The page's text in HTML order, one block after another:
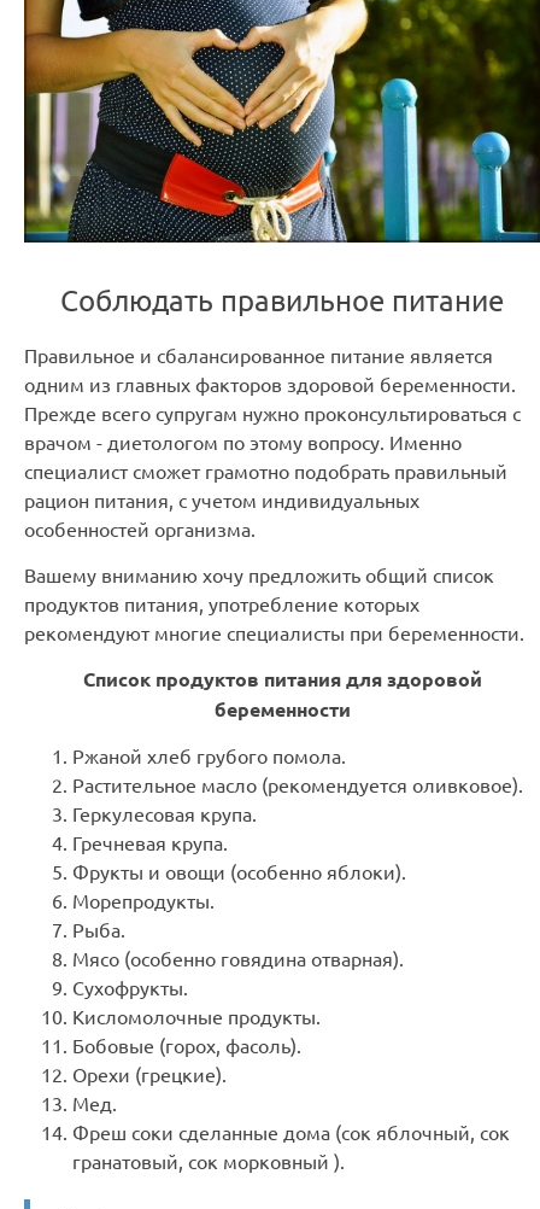
Соблюдать правильное питание
Правильное и сбалансированное питание является
одним из главных факторов здоровой беременности.
Прежде всего супругам нужно проконсультироваться с
врачом - диетологом по этому вопросу. Именно
специалист сможет грамотно подобрать правильный
рацион питания, с учетом индивидуальных
особенностей организма.
Вашему вниманию хочу предложить общий список
продуктов питания, употребление которых
рекомендуют многие специалисты при беременности.
Список продуктов питания для здоровой
беременности
Ржаной хлеб грубого помола.
Растительное масло (рекомендуется оливковое).
Геркулесовая крупа.
Гречневая крупа.
Фрукты и овощи (особенно яблоки).
Морепродукты.
Рыба.
Мясо (особенно говядина отварная).
Сухофрукты.
Кисломолочные продукты.
Бобовые (горох, фасоль).
Орехи (грецкие).
Мед.
Фреш соки сделанные дома (сок яблочный, сок
гранатовый, сок морковный ).